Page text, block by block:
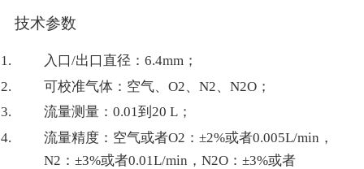
技术参数
入口/出口直径：6.4mm；
可校准气体：空气、O2、N2、N2O；
流量测量：0.01到20 L；
流量精度：空气或者O2：±2%或者0.005L/min，
N2：±3%或者0.01L/min，N2O：±3%或者